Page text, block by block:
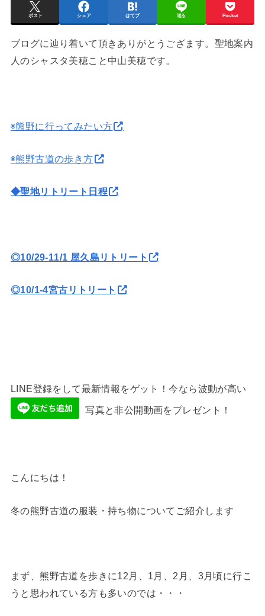
ポスト シェア はてブ 送る Pocket
ブログに辿り着いて頂きありがとうござます。聖地案内
人のシャスタ美穂こと中山美穂です。
◉熊野に行ってみたい方
◉熊野古道の歩き方
◆聖地リトリート日程
◎10/29-11/1 屋久島リトリート
◎10/1-4宮古リトリート
LINE登録をして最新情報をゲット！今なら波動が高い
写真と非公開動画をプレゼント！
こんにちは！
冬の熊野古道の服装・持ち物についてご紹介します
まず、熊野古道を歩きに12月、1月、2月、3月頃に行こ
うと思われている方も多いのでは・・・